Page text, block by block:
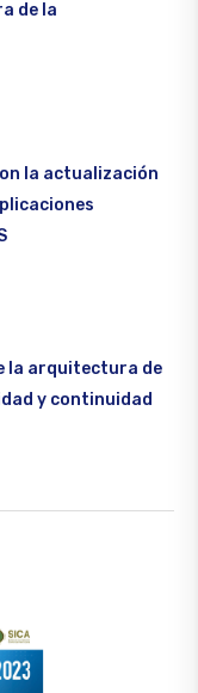
de la
la actualización
la arquitectura de
y continuidad